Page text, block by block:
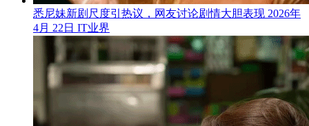
悉尼妹新剧尺度引热议，网友讨论剧情大胆表现 2026年
4月 22日 IT业界